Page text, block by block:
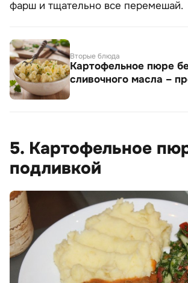
фарш и тщательно все перемешай.
Вторые блюда
Картофельное пюре
сливочного масла –
5. Картофельное
подливкой